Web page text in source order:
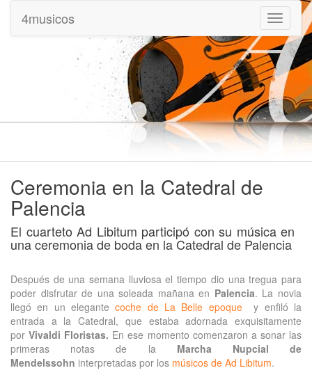
Mostrar
menu
4musicos
Ceremonia en la Catedral de
Palencia
El cuarteto Ad Libitum participó con su música en
una ceremonia de boda en la Catedral de Palencia
Después de una semana lluviosa el tiempo dio una tregua para
poder disfrutar de una soleada mañana en Palencia. La novia
llegó en un elegante coche de La Belle epoquey enfiló la
entrada a la Catedral, que estaba adornada exquisitamente
porVivaldi Floristas. En ese momento comenzaron a sonar las
primeras notas de la Marcha Nupcial de
Mendelssohn interpretadas por los músicos de Ad Libitum.